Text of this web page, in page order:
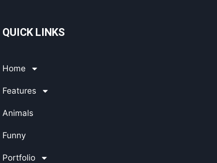
QUICK LINKS
Home
Features
Animals
Funny
Portfolio